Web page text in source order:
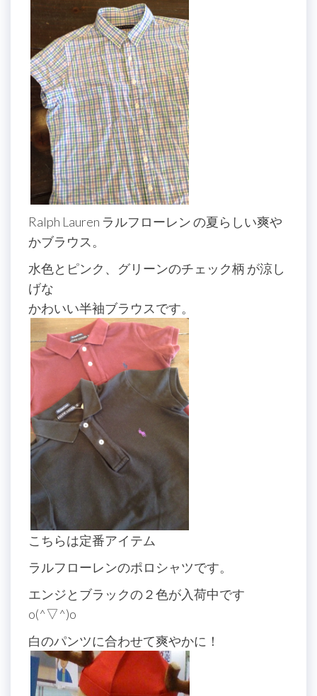
Ralph Lauren ラルフローレン の夏らしい爽や
かブラウス。
水色とピンク、グリーンのチェック柄 が涼し
げな
かわいい半袖ブラウスです。
こちらは定番アイテム
ラルフローレンのポロシャツです。
エンジとブラックの２色が入荷中です
o(^▽^)o
白のパンツに合わせて爽やかに！